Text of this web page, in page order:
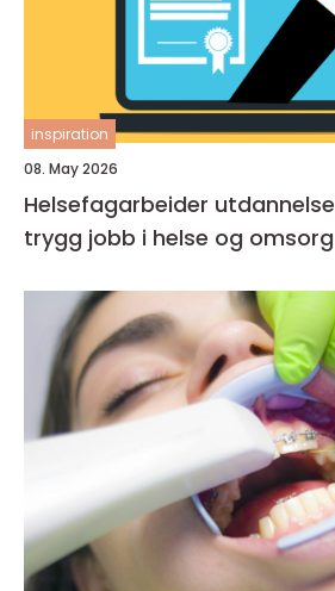
inspiration
08. May 2026
Helsefagarbeider utdannelse veien til en
trygg jobb i helse og omsorg